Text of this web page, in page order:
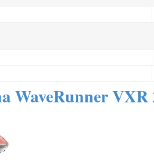
WaveRunner VXR